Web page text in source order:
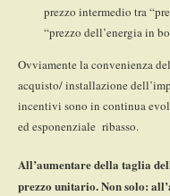
prezzo intermedio tra
“prezzo dell’energia in
Ovviamente la convenienza
acquisto/ installazione
incentivi sono in continua
ed esponenziale ribasso.
All’aumentare della taglia
prezzo unitario. Non solo: